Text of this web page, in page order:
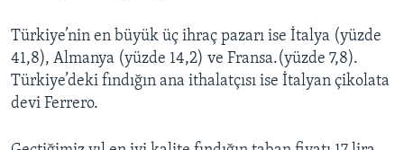
Türkiye’nin en büyük üç ihraç pazarı ise İtalya (yüzde
41,8), Almanya (yüzde 14,2) ve Fransa.(yüzde 7,8).
Türkiye’deki fındığın ana ithalatçısı ise İtalyan çikolata
devi Ferrero.